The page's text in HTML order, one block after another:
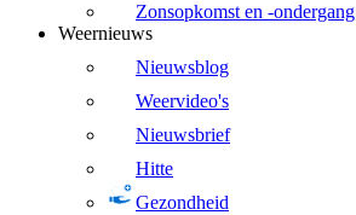
Zonsopkomst en -ondergang
Weernieuws
Nieuwsblog
Weervideo's
Nieuwsbrief
Hitte
Gezondheid